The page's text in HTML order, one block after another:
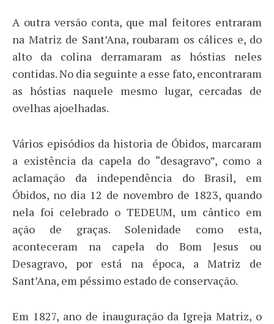
A outra versão conta, que mal feitores entraram
na Matriz de Sant’Ana, roubaram os cálices e, do
alto da colina derramaram as hóstias neles
contidas. No dia seguinte a esse fato, encontraram
as hóstias naquele mesmo lugar, cercadas de
ovelhas ajoelhadas.
Vários episódios da historia de Óbidos, marcaram
a existência da capela do “desagravo”, como a
aclamação da independência do Brasil, em
Óbidos, no dia 12 de novembro de 1823, quando
nela foi celebrado o TEDEUM, um cântico em
ação de graças. Solenidade como esta,
aconteceram na capela do Bom Jesus ou
Desagravo, por está na época, a Matriz de
Sant’Ana, em péssimo estado de conservação.
Em 1827, ano de inauguração da Igreja Matriz, o